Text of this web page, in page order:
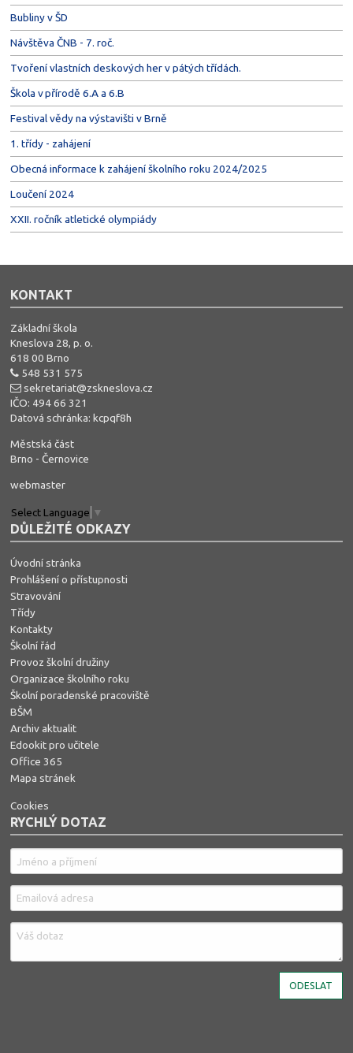
Bubliny v ŠD
Návštěva ČNB - 7. roč.
Tvoření vlastních deskových her v pátých třídách.
Škola v přírodě 6.A a 6.B
Festival vědy na výstavišti v Brně
1. třídy - zahájení
Obecná informace k zahájení školního roku 2024/2025
Loučení 2024
XXII. ročník atletické olympiády
KONTAKT
Základní škola
Kneslova 28, p. o.
618 00 Brno
548 531 575
sekretariat@zskneslova.cz
IČO: 494 66 321
Datová schránka: kcpqf8h
Městská část
Brno - Černovice
webmaster
Select Language ▼
DŮLEŽITÉ ODKAZY
Úvodní stránka
Prohlášení o přístupnosti
Stravování
Třídy
Kontakty
Školní řád
Provoz školní družiny
Organizace školního roku
Školní poradenské pracoviště
BŠM
Archiv aktualit
Edookit pro učitele
Office 365
Mapa stránek
Cookies
RYCHLÝ DOTAZ